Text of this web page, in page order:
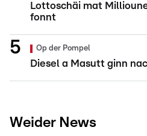
Lottoschäi mat
fonnt
Op der Pompel
Diesel a Masutt ginn
Weider News